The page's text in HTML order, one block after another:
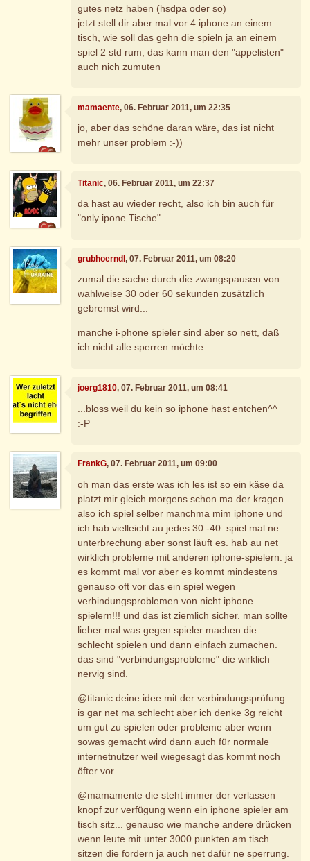
gutes netz haben (hsdpa oder so)
jetzt stell dir aber mal vor 4 iphone an einem
tisch, wie soll das gehn die spieln ja an einem
spiel 2 std rum, das kann man den "appelisten"
auch nich zumuten
mamaente, 06. Februar 2011, um 22:35
jo, aber das schöne daran wäre, das ist nicht
mehr unser problem :-))
Titanic, 06. Februar 2011, um 22:37
da hast au wieder recht, also ich bin auch für
"only ipone Tische"
grubhoerndl, 07. Februar 2011, um 08:20
zumal die sache durch die zwangspausen von
wahlweise 30 oder 60 sekunden zusätzlich
gebremst wird...
manche i-phone spieler sind aber so nett, daß
ich nicht alle sperren möchte...
joerg1810, 07. Februar 2011, um 08:41
...bloss weil du kein so iphone hast entchen^^
:-P
FrankG, 07. Februar 2011, um 09:00
oh man das erste was ich les ist so ein käse da
platzt mir gleich morgens schon ma der kragen.
also ich spiel selber manchma mim iphone und
ich hab vielleicht au jedes 30.-40. spiel mal ne
unterbrechung aber sonst läuft es. hab au net
wirklich probleme mit anderen iphone-spielern. ja
es kommt mal vor aber es kommt mindestens
genauso oft vor das ein spiel wegen
verbindungsproblemen von nicht iphone
spielern!!! und das ist ziemlich sicher. man sollte
lieber mal was gegen spieler machen die
schlecht spielen und dann einfach zumachen.
das sind "verbindungsprobleme" die wirklich
nervig sind.
@titanic deine idee mit der verbindungsprüfung
is gar net ma schlecht aber ich denke 3g reicht
um gut zu spielen oder probleme aber wenn
sowas gemacht wird dann auch für normale
internetnutzer weil wiegesagt das kommt noch
öfter vor.
@mamamente die steht immer der verlassen
knopf zur verfügung wenn ein iphone spieler am
tisch sitz... genauso wie manche andere drücken
wenn leute mit unter 3000 punkten am tisch
sitzen die fordern ja auch net dafür ne sperrung.